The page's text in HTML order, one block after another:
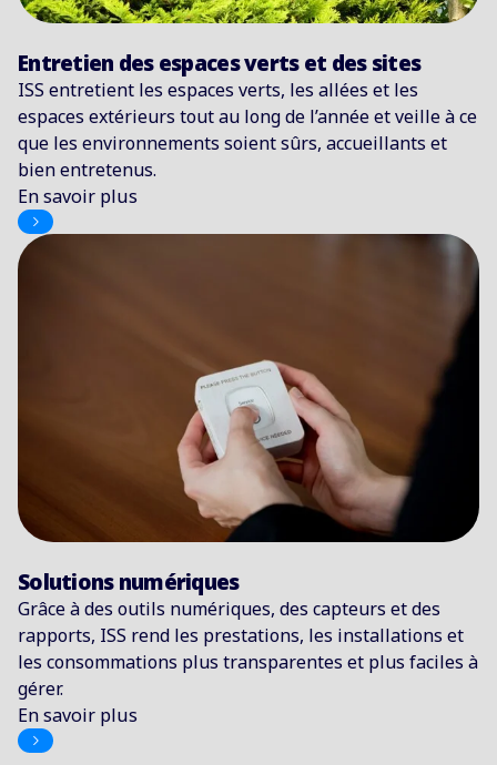
Entretien des espaces verts et des sites
ISS entretient les espaces verts, les allées et les
espaces extérieurs tout au long de l’année et veille à ce
que les environnements soient sûrs, accueillants et
bien entretenus.
En savoir plus
Solutions numériques
Grâce à des outils numériques, des capteurs et des
rapports, ISS rend les prestations, les installations et
les consommations plus transparentes et plus faciles à
gérer.
En savoir plus